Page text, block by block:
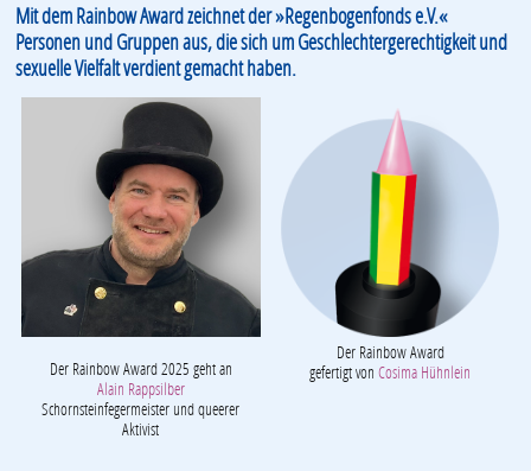
Mit dem Rainbow Award zeichnet der »Regenbogenfonds e.V.«
Personen und Gruppen aus, die sich um Geschlechtergerechtigkeit und
sexuelle Vielfalt verdient gemacht haben.
Der Rainbow Award 2025 geht an
Alain Rappsilber
Schornsteinfegermeister und queerer
Aktivist
Der Rainbow Award
gefertigt vonCosima Hühnlein